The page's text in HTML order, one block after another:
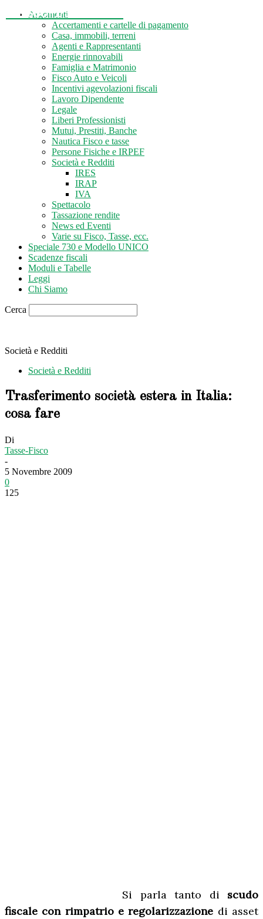
Argomenti
Accertamenti e cartelle di pagamento
Casa, immobili, terreni
Agenti e Rappresentanti
Energie rinnovabili
Famiglia e Matrimonio
Fisco Auto e Veicoli
Incentivi agevolazioni fiscali
Lavoro Dipendente
Legale
Liberi Professionisti
Mutui, Prestiti, Banche
Nautica Fisco e tasse
Persone Fisiche e IRPEF
Società e Redditi
IRES
IRAP
IVA
Spettacolo
Tassazione rendite
News ed Eventi
Varie su Fisco, Tasse, ecc.
Speciale 730 e Modello UNICO
Scadenze fiscali
Moduli e Tabelle
Leggi
Chi Siamo
Cerca
Tasse-Fisco.com
Società e Redditi
Società e Redditi
Trasferimento società estera in Italia:
cosa fare
Di
Tasse-Fisco
-
5 Novembre 2009
0
125
Si parla tanto di scudo
fiscale con rimpatrio e regolarizzazione di asset